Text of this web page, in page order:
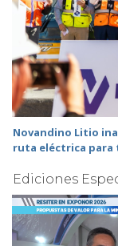
Novandino Litio
ruta eléctrica para
Ediciones